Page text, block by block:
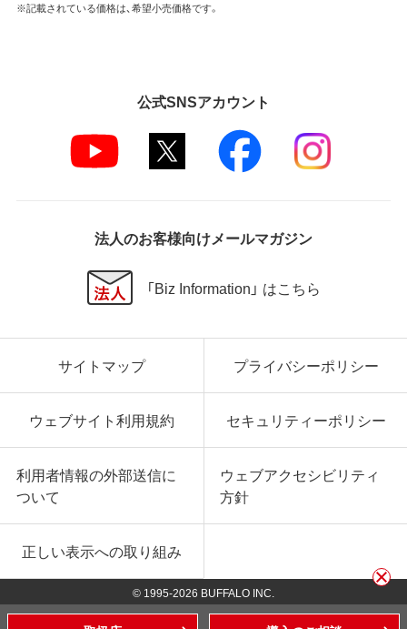
※記載されている価格は、希望小売価格です。
公式SNSアカウント
法人のお客様向けメールマガジン
「Biz Information」 はこちら
サイトマップ プライバシーポリシー
ウェブサイト利用規約 セキュリティーポリシー
利用者情報の外部送信に
ついて
ウェブアクセシビリティ
方針
正しい表示への取り組み
© 1995-2026 BUFFALO INC.